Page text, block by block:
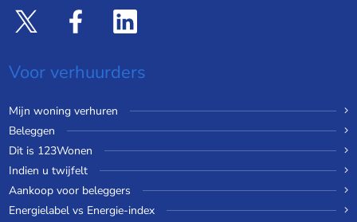
Voor verhuurders
Mijn woning verhuren
Beleggen
Dit is 123Wonen
Indien u twijfelt
Aankoop voor beleggers
Energielabel vs Energie-index